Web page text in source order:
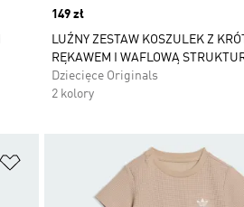
Price
149 zł
LUŹNY ZESTAW KOSZULEK Z
RĘKAWEM I WAFLOWĄ
Dziecięce Originals
2 kolory
Dodaj do listy życzeń